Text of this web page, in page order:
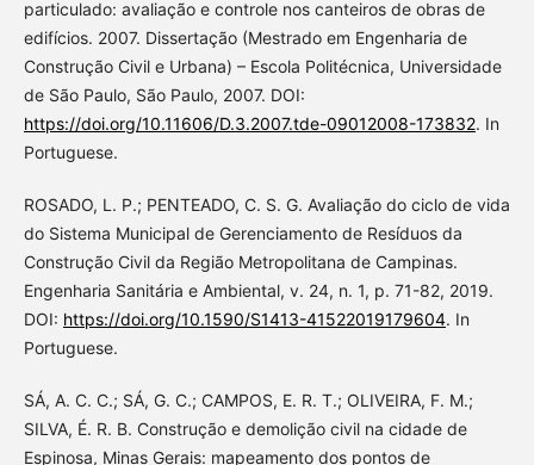
particulado: avaliação e controle nos canteiros de obras de
edifícios. 2007. Dissertação (Mestrado em Engenharia de
Construção Civil e Urbana) – Escola Politécnica, Universidade
de São Paulo, São Paulo, 2007. DOI:
https://doi.org/10.11606/D.3.2007.tde-09012008-173832. In
Portuguese.
ROSADO, L. P.; PENTEADO, C. S. G. Avaliação do ciclo de vida
do Sistema Municipal de Gerenciamento de Resíduos da
Construção Civil da Região Metropolitana de Campinas.
Engenharia Sanitária e Ambiental, v. 24, n. 1, p. 71-82, 2019.
DOI: https://doi.org/10.1590/S1413-41522019179604. In
Portuguese.
SÁ, A. C. C.; SÁ, G. C.; CAMPOS, E. R. T.; OLIVEIRA, F. M.;
SILVA, É. R. B. Construção e demolição civil na cidade de
Espinosa, Minas Gerais: mapeamento dos pontos de